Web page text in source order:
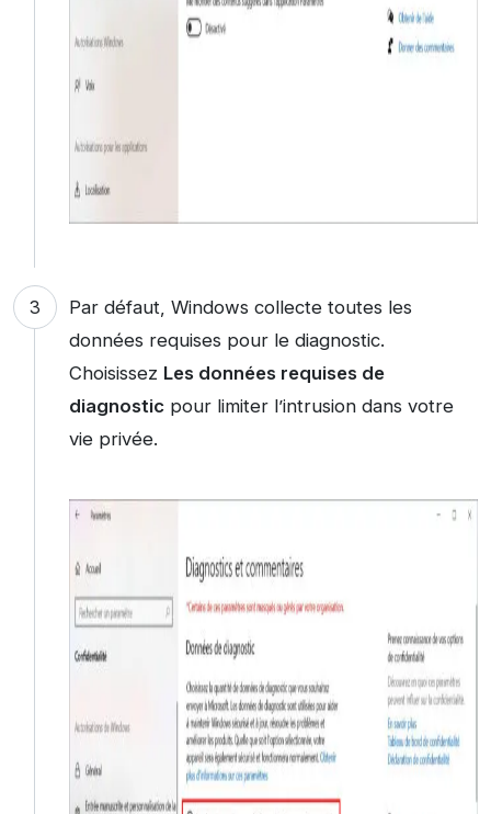
Par défaut, Windows collecte toutes les
données requises pour le diagnostic.
Choisissez Les données requises de
diagnosticpour limiter l’intrusion dans votre
vie privée.